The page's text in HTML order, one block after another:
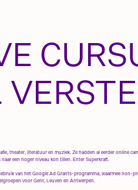
theater, literatuur en muziek. Ze hadden al eerder online
een hoger niveau kon tillen. Enter Superkraft.
van het Google Ad Grants-programma, waarmee non-
voor Gent, Leuven en Antwerpen.